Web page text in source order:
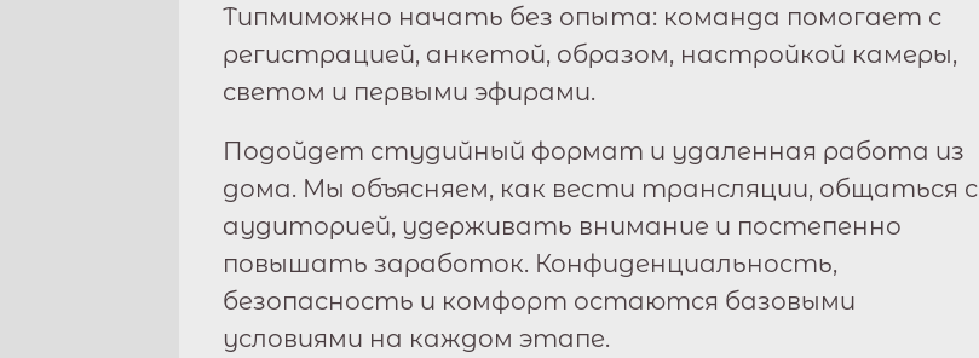
Типмиможно начать без опыта: команда помогает с
регистрацией, анкетой, образом, настройкой камеры,
светом и первыми эфирами.
Подойдет студийный формат и удаленная работа из
дома. Мы объясняем, как вести трансляции, общаться с
аудиторией, удерживать внимание и постепенно
повышать заработок. Конфиденциальность,
безопасность и комфорт остаются базовыми
условиями на каждом этапе.